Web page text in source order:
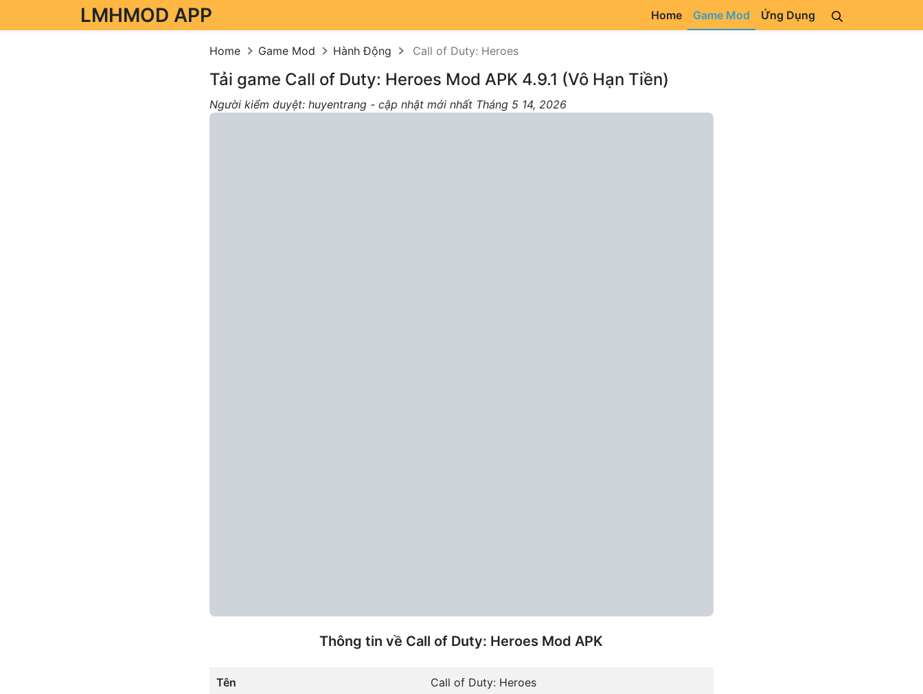
LMHMOD APP Home Game Mod Ứng Dụng
Home Game Mod Hành Động Call of Duty: Heroes
Tải game Call of Duty: Heroes Mod APK 4.9.1 (Vô Hạn Tiền)
Người kiểm duyệt: huyentrang - cập nhật mới nhất Tháng 5 14, 2026
Thông tin về Call of Duty: Heroes Mod APK
Tên Call of Duty: Heroes